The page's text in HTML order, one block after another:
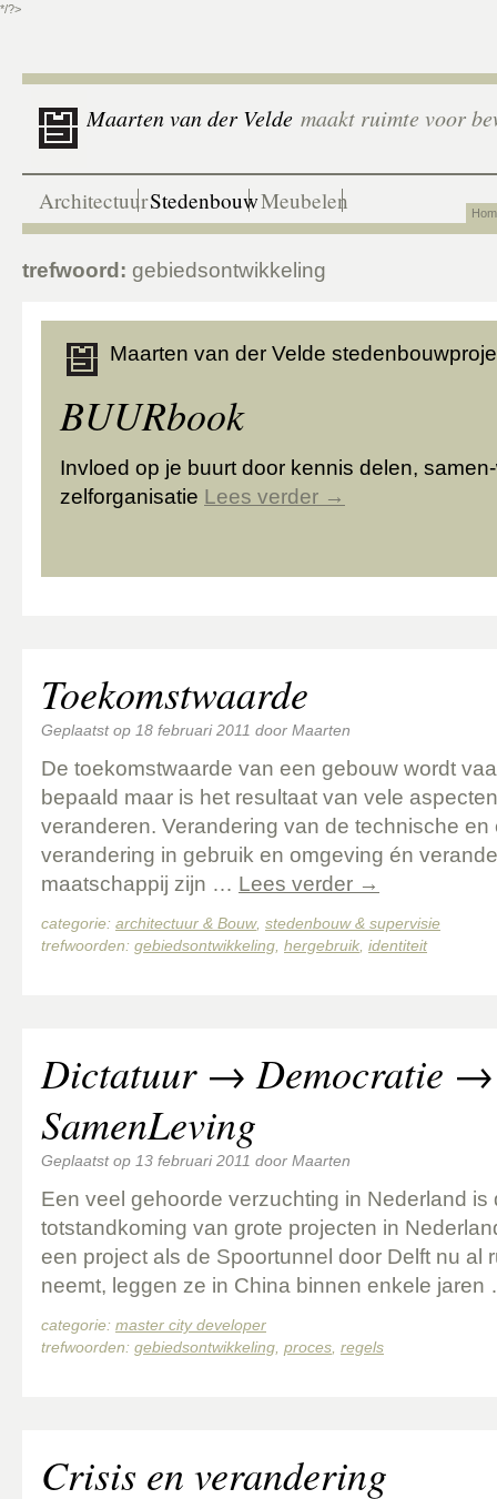
*/?>
Maarten van der Velde maakt ruimte voor
ArchitectuurStedenbouwMeubelen
trefwoord: gebiedsontwikkeling
Maarten van der Velde
BUURbook
Invloed op je buurt door kennis delen,
zelforganisatie Lees verder →
Toekomstwaarde
Geplaatst op 18 februari 2011 door Maarten
De toekomstwaarde van een gebouw wordt
bepaald maar is het resultaat van vele
veranderen. Verandering van de technische en
verandering in gebruik en omgeving én
maatschappij zijn … Lees verder →
categorie: architectuur & Bouw, stedenbouw & supervisie
trefwoorden: gebiedsontwikkeling hergebruik identiteit
Dictatuur → Democratie →
SamenLeving
Geplaatst op 13 februari 2011 door Maarten
Een veel gehoorde verzuchting in Nederland is
totstandkoming van grote projecten in
een project als de Spoortunnel door Delft nu al
neemt, leggen ze in China binnen enkele
categorie: master city developer
trefwoorden: gebiedsontwikkeling proces regels
Crisis en verandering